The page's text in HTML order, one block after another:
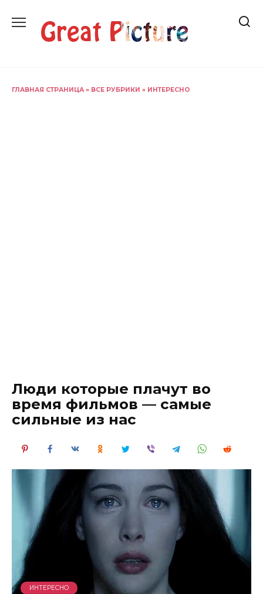
содержанию
ГЛАВНАЯ СТРАНИЦА » ВСЕ РУБРИКИ » ИНТЕРЕСНО
Люди которые плачут во
время фильмов — самые
сильные из нас
ИНТЕРЕСНО